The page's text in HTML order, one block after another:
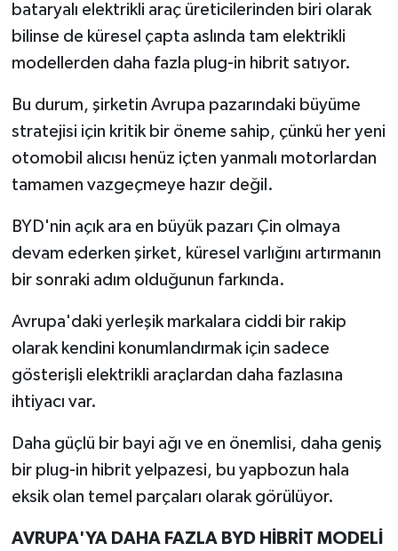
bataryalı elektrikli araç üreticilerinden biri olarak
bilinse de küresel çapta aslında tam elektrikli
modellerden daha fazla plug-in hibrit satıyor.
Bu durum, şirketin Avrupa pazarındaki büyüme
stratejisi için kritik bir öneme sahip, çünkü her yeni
otomobil alıcısı henüz içten yanmalı motorlardan
tamamen vazgeçmeye hazır değil.
BYD'nin açık ara en büyük pazarı Çin olmaya
devam ederken şirket, küresel varlığını artırmanın
bir sonraki adım olduğunun farkında.
Avrupa'daki yerleşik markalara ciddi bir rakip
olarak kendini konumlandırmak için sadece
gösterişli elektrikli araçlardan daha fazlasına
ihtiyacı var.
Daha güçlü bir bayi ağı ve en önemlisi, daha geniş
bir plug-in hibrit yelpazesi, bu yapbozun hala
eksik olan temel parçaları olarak görülüyor.
AVRUPA'YA DAHA FAZLA BYD HİBRİT MODELİ